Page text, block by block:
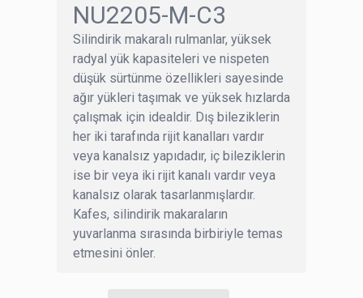
NU2205-M-C3
Silindirik makaralı rulmanlar, yüksek
radyal yük kapasiteleri ve nispeten
düşük sürtünme özellikleri sayesinde
ağır yükleri taşımak ve yüksek hızlarda
çalışmak için idealdir. Dış bileziklerin
her iki tarafında rijit kanalları vardır
veya kanalsız yapıdadır, iç bileziklerin
ise bir veya iki rijit kanalı vardır veya
kanalsız olarak tasarlanmışlardır.
Kafes, silindirik makaraların
yuvarlanma sırasında birbiriyle temas
etmesini önler.